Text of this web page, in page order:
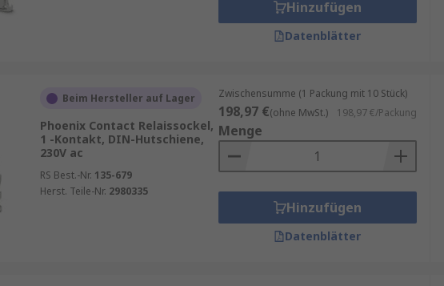
Hinzufügen
Datenblätter
Beim Hersteller auf Lager
Phoenix Contact Relaissockel,
1 -Kontakt, DIN-Hutschiene,
230V ac
RS Best.-Nr. 135-679
Herst. Teile-Nr. 2980335
Zwischensumme (1 Packung mit 10 Stück)
198,97 €(ohne MwSt.) 198,97 €/Packung
Menge
Hinzufügen
Datenblätter